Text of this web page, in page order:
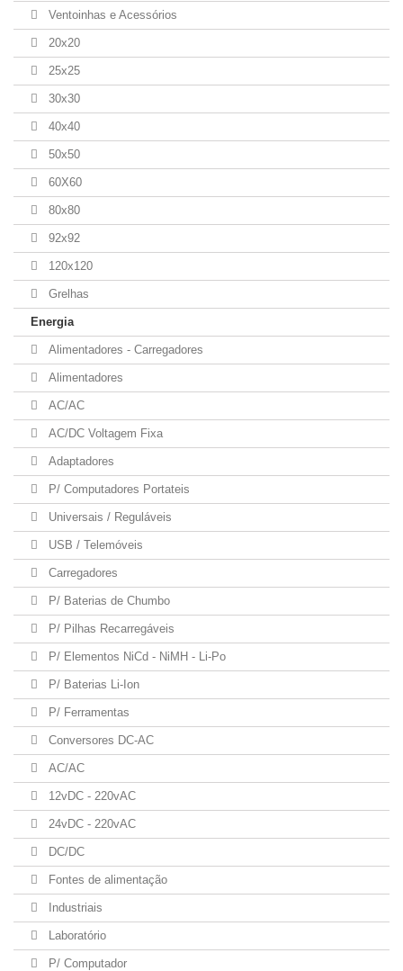
Ventoinhas e Acessórios
20x20
25x25
30x30
40x40
50x50
60X60
80x80
92x92
120x120
Grelhas
Energia
Alimentadores - Carregadores
Alimentadores
AC/AC
AC/DC Voltagem Fixa
Adaptadores
P/ Computadores Portateis
Universais / Reguláveis
USB / Telemóveis
Carregadores
P/ Baterias de Chumbo
P/ Pilhas Recarregáveis
P/ Elementos NiCd - NiMH - Li-Po
P/ Baterias Li-Ion
P/ Ferramentas
Conversores DC-AC
AC/AC
12vDC - 220vAC
24vDC - 220vAC
DC/DC
Fontes de alimentação
Industriais
Laboratório
P/ Computador